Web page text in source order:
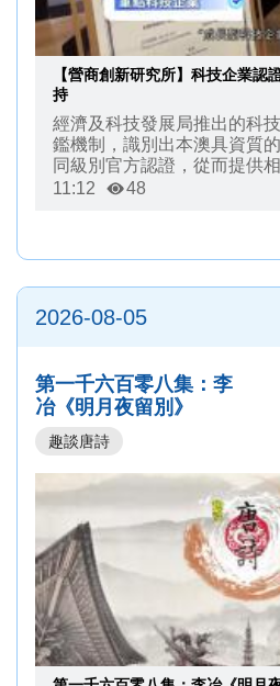
【營商創新研究所】科技企業認
持
經濟及科技發展局推出的科
鑑機制，識別出本澳具資質
同級別官方認證，從而提供
知計劃報名條件？對科企又
11:12 48
2026-08-05
第一千六百零八集：李
冶《明月夜留別》
趣談唐詩